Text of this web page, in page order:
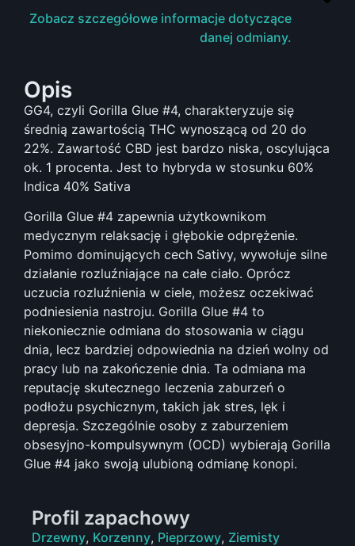
Opis
GG4, czyli Gorilla Glue #4, charakteryzuje się
średnią zawartością THC wynoszącą od 20 do
22%. Zawartość CBD jest bardzo niska, oscylująca
ok. 1 procenta. Jest to hybryda w stosunku 60%
Indica 40% Sativa
Gorilla Glue #4 zapewnia użytkownikom
medycznym relaksację i głębokie odprężenie.
Pomimo dominujących cech Sativy, wywołuje silne
działanie rozluźniające na całe ciało. Oprócz
uczucia rozluźnienia w ciele, możesz oczekiwać
podniesienia nastroju. Gorilla Glue #4 to
niekoniecznie odmiana do stosowania w ciągu
dnia, lecz bardziej odpowiednia na dzień wolny od
pracy lub na zakończenie dnia. Ta odmiana ma
reputację skutecznego leczenia zaburzeń o
podłożu psychicznym, takich jak stres, lęk i
depresja. Szczególnie osoby z zaburzeniem
obsesyjno-kompulsywnym (OCD) wybierają Gorilla
Glue #4 jako swoją ulubioną odmianę konopi.
Profil zapachowy
Drzewny, Korzenny, Pieprzowy, Ziemisty
Zobacz szczegółowe informacje dotyczące
danej odmiany.